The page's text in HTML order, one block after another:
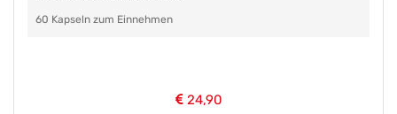
60 Kapseln zum Einnehmen
24,90